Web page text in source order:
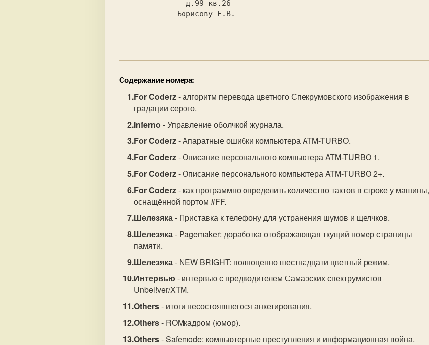
Содержание номера:
For Coderz- алгоритм перевода цветного Спекрумовского изображения в
градации серого.
Inferno - Управление оболчкой журнала.
For Coderz- Апаратные ошибки компьютера ATM-TURBO.
For Coderz- Описание персонального компьютера ATM-TURBO 1.
For Coderz- Описание персонального компьютера ATM-TURBO 2+.
For Coderz- как программно определить количество тактов в строке у машины,
оснащённой портом #FF.
Шелезяка- Приставка к телефону для устранения шумов и щелчков.
Шелезяка- Pagemaker: доработка отображающая ткущий номер страницы
памяти.
Шелезяка- NEW BRIGHT: полноценно шестнадцати цветный режим.
Интервью - интервью с предводителем Самарских спектрумистов
Unbel!ver/XTM.
Others- итоги несостоявшегося анкетирования.
Others- ROMкадром (юмор).
Others- Safemode: компьютерные преступления и информационная война.